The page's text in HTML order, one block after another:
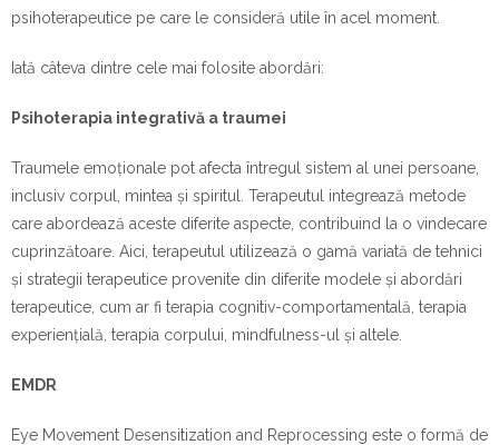
psihoterapeutice pe care le consideră utile în acel moment.
Iată câteva dintre cele mai folosite abordări:
Psihoterapia integrativă a traumei
Traumele emoționale pot afecta întregul sistem al unei persoane,
inclusiv corpul, mintea și spiritul. Terapeutul integrează metode
care abordează aceste diferite aspecte, contribuind la o vindecare
cuprinzătoare. Aici, terapeutul utilizează o gamă variată de tehnici
și strategii terapeutice provenite din diferite modele și abordări
terapeutice, cum ar fi terapia cognitiv-comportamentală, terapia
experiențială, terapia corpului, mindfulness-ul și altele.
EMDR
Eye Movement Desensitization and Reprocessing este o formă de